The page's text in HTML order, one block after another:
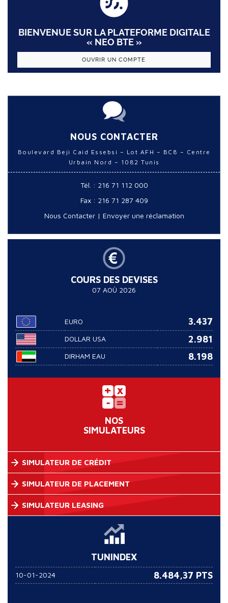
BIENVENUE SUR LA PLATEFORME DIGITALE
« NEO BTE »
OUVRIR UN COMPTE
NOUS CONTACTER
Boulevard Beji Caid Essebsi – Lot AFH – BC8 – Centre
Urbain Nord – 1082 Tunis
Tél. : 216 71 112 000
Fax : 216 71 287 409
Nous Contacter| Envoyer une réclamation
COURS DES DEVISES
07 AOÛ 2026
EURO 3.437
DOLLAR USA 2.981
DIRHAM EAU 8.198
NOS
SIMULATEURS
SIMULATEUR DE CRÉDIT
SIMULATEUR DE PLACEMENT
SIMULATEUR LEASING
TUNINDEX
10-01-2024 8.484,37 PTS